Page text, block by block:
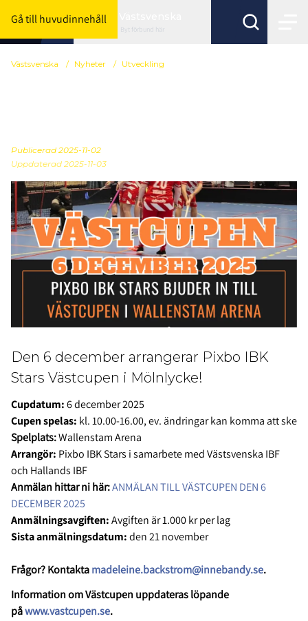
Gå till huvudinnehåll
Byt förbund här
Västsvenska / Nyheter / Utveckling
Publicerad 2025-11-02
Uppdaterad 2025-11-03
Den 6 december arrangerar Pixbo IBK
Stars Västcupen i Mölnlycke!
Cupdatum:6 december 2025
Cupen spelas: kl.10.00-16.00, ev. ändringar kan komma att ske
Spelplats:Wallenstam Arena
Arrangör: Pixbo IBK Stars i samarbete med Västsvenska IBF
och Hallands IBF
Anmälan hittar ni här:ANMÄLAN TILL VÄSTCUPEN DEN 6
DECEMBER 2025
Anmälningsavgiften:Avgiften är 1.000 kr per lag
Sista anmälningsdatum:den 21 november
Frågor? Kontaktamadeleine.backstrom@innebandy.se.
Information om Västcupen uppdateras löpande
påwww.vastcupen.se.